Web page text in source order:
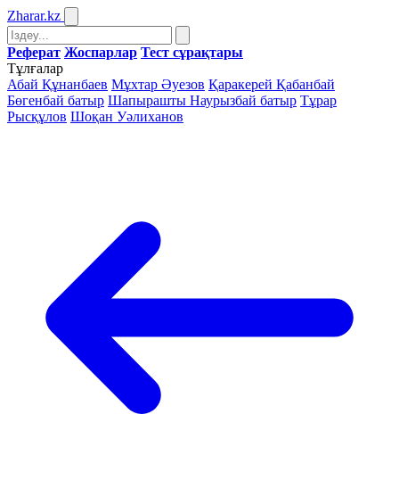
Zharar.kz
Реферат Жоспарлар Тест сұрақтары
Тұлғалар
Абай Құнанбаев Мұхтар Әуезов Қаракерей Қабанбай
Бөгенбай батыр Шапырашты Наурызбай батыр Тұрар
Рысқұлов Шоқан Уәлиханов